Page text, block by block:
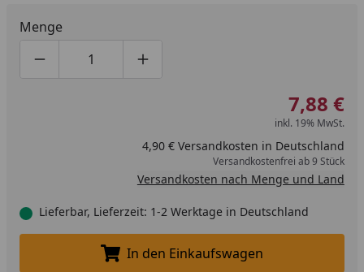
Menge
Produktmenge um eins verringern
Produktmenge manuell eingeben
Produktmenge um eins erhöhen
7,88 €
inkl. 19% MwSt.
4,90 € Versandkosten in Deutschland
Versandkostenfrei ab 9 Stück
Versandkosten nach Menge und Land
Lieferbar, Lieferzeit: 1-2 Werktage in Deutschland
In den Einkaufswagen legen
In den Einkaufswagen